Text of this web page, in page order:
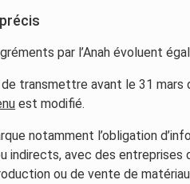
par l’Anah évoluent
transmettre avant le 31 mars
est modifié.
notamment l’obligation
indirects, avec des entreprises
ou de vente de